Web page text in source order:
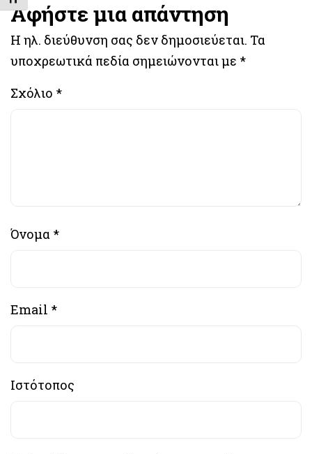
Αφήστε μια απάντηση
Η ηλ. διεύθυνση σας δεν δημοσιεύεται. Τα
υποχρεωτικά πεδία σημειώνονται με *
Σχόλιο *
Όνομα *
Email *
Ιστότοπος